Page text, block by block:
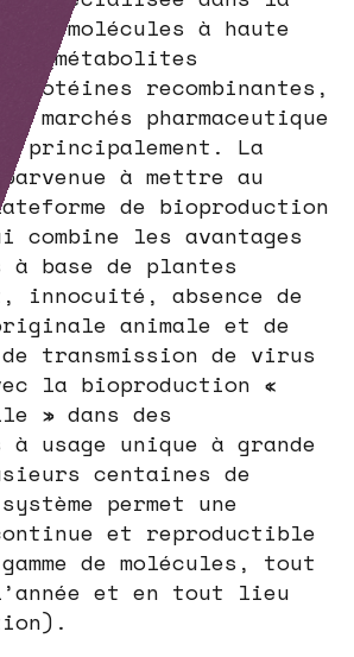
de molécules à haute
(métabolites
protéines recombinantes,
marchés pharmaceutique
principalement. La
à mettre au
de bioproduction
combine les avantages
à base de plantes
innocuité, absence de
animale et de
transmission de virus
la bioproduction «
» dans des
à usage unique à grande
centaines de
permet une
et reproductible
de molécules, tout
et en tout lieu